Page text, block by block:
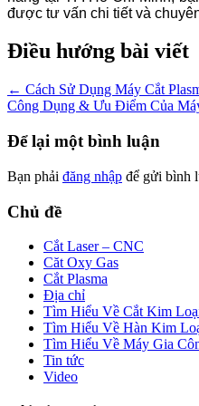
được tư vấn chi tiết và
Điều hướng bài viết
← Cách Sử Dụng Máy Cắt
Công Dụng & Ưu Điểm Của
Để lại một bình luận
Bạn phải đăng nhập để gửi bình
Chủ đề
Cắt Laser – CNC
Căt Oxy Gas
Cắt Plasma
Địa chỉ
Tìm Hiểu Về Cắt Kim
Tìm Hiểu Về Hàn Kim
Tìm Hiểu Về Máy Gia
Tin tức
Video